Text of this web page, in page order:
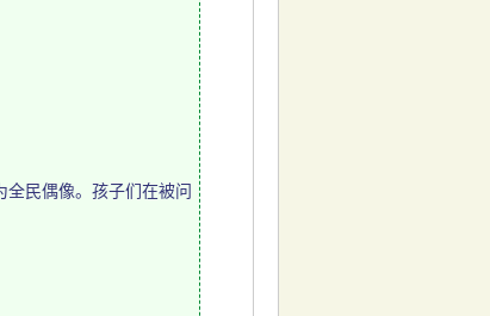
民偶像。孩子们在被问